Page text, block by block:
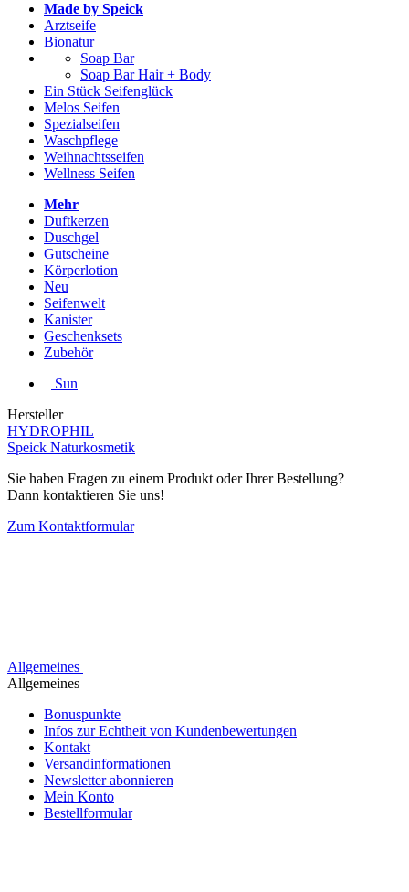
Made by Speick
Arztseife
Bionatur
Soap Bar
Soap Bar Hair + Body
Ein Stück Seifenglück
Melos Seifen
Spezialseifen
Waschpflege
Weihnachtsseifen
Wellness Seifen
Mehr
Duftkerzen
Duschgel
Gutscheine
Körperlotion
Neu
Seifenwelt
Kanister
Geschenksets
Zubehör
Sun
Hersteller
HYDROPHIL
Speick Naturkosmetik
Sie haben Fragen zu einem Produkt oder Ihrer Bestellung?
Dann kontaktieren Sie uns!
Zum Kontaktformular
Allgemeines
Allgemeines
Bonuspunkte
Infos zur Echtheit von Kundenbewertungen
Kontakt
Versandinformationen
Newsletter abonnieren
Mein Konto
Bestellformular